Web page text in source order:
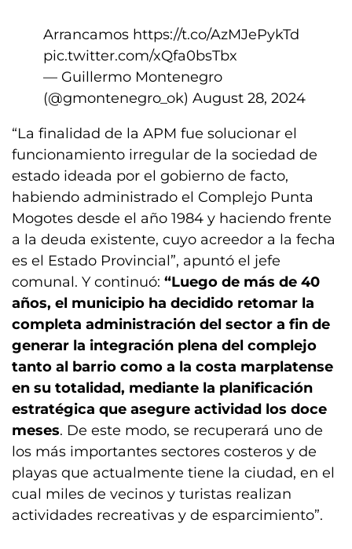
Arrancamos https://t.co/AzMJePykTd
pic.twitter.com/xQfa0bsTbx
— Guillermo Montenegro
(@gmontenegro_ok) August 28, 2024
“La finalidad de la APM fue solucionar el
funcionamiento irregular de la sociedad de
estado ideada por el gobierno de facto,
habiendo administrado el Complejo Punta
Mogotes desde el año 1984 y haciendo frente
a la deuda existente, cuyo acreedor a la fecha
es el Estado Provincial”, apuntó el jefe
comunal. Y continuó: “Luego de más de 40
años, el municipio ha decidido retomar la
completa administración del sector a fin de
generar la integración plena del complejo
tanto al barrio como a la costa marplatense
en su totalidad, mediante la planificación
estratégica que asegure actividad los doce
meses. De este modo, se recuperará uno de
los más importantes sectores costeros y de
playas que actualmente tiene la ciudad, en el
cual miles de vecinos y turistas realizan
actividades recreativas y de esparcimiento”.